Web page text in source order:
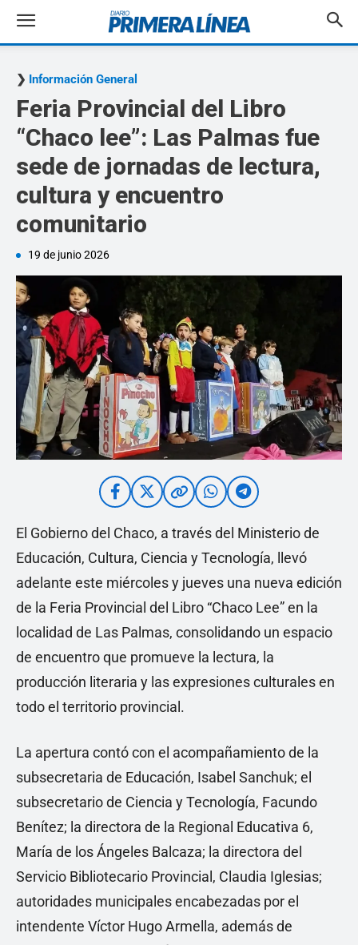
Información General
Feria Provincial del Libro
“Chaco lee”: Las Palmas fue
sede de jornadas de lectura,
cultura y encuentro
comunitario
19 de junio 2026
El Gobierno del Chaco, a través del Ministerio de
Educación, Cultura, Ciencia y Tecnología, llevó
adelante este miércoles y jueves una nueva edición
de la Feria Provincial del Libro “Chaco Lee” en la
localidad de Las Palmas, consolidando un espacio
de encuentro que promueve la lectura, la
producción literaria y las expresiones culturales en
todo el territorio provincial.
La apertura contó con el acompañamiento de la
subsecretaria de Educación, Isabel Sanchuk; el
subsecretario de Ciencia y Tecnología, Facundo
Benítez; la directora de la Regional Educativa 6,
María de los Ángeles Balcaza; la directora del
Servicio Bibliotecario Provincial, Claudia Iglesias;
autoridades municipales encabezadas por el
intendente Víctor Hugo Armella, además de